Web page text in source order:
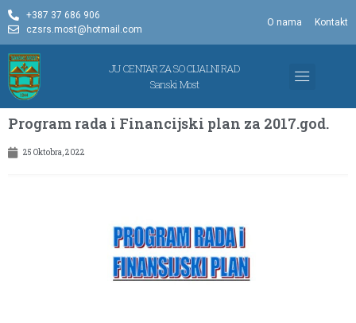
+387 37 686 906
czsrs.most@hotmail.com
O nama Kontakt
JU CENTAR ZA SOCIJALNI RAD
Sanski Most
Program rada i Financijski plan za 2017.god.
25 Oktobra, 2022